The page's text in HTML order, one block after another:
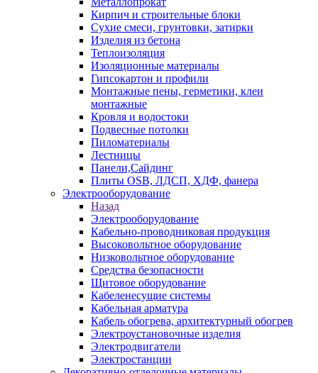
Кирпич и строительные блоки
Сухие смеси, грунтовки, затирки
Изделия из бетона
Теплоизоляция
Изоляционные материалы
Гипсокартон и профили
Монтажные пены, герметики, клеи
монтажные
Кровля и водостоки
Подвесные потолки
Пиломатериалы
Лестницы
Панели,Сайдинг
Плиты OSB, ЛДСП, ХДФ, фанера
Электрооборудование
Назад
Электрооборудование
Кабельно-проводниковая продукция
Высоковольтное оборудование
Низковольтное оборудование
Средства безопасности
Щитовое оборудование
Кабеленесущие системы
Кабельная арматура
Кабель обогрева, архитектурный обогрев
Электроустановочные изделия
Электродвигатели
Электростанции